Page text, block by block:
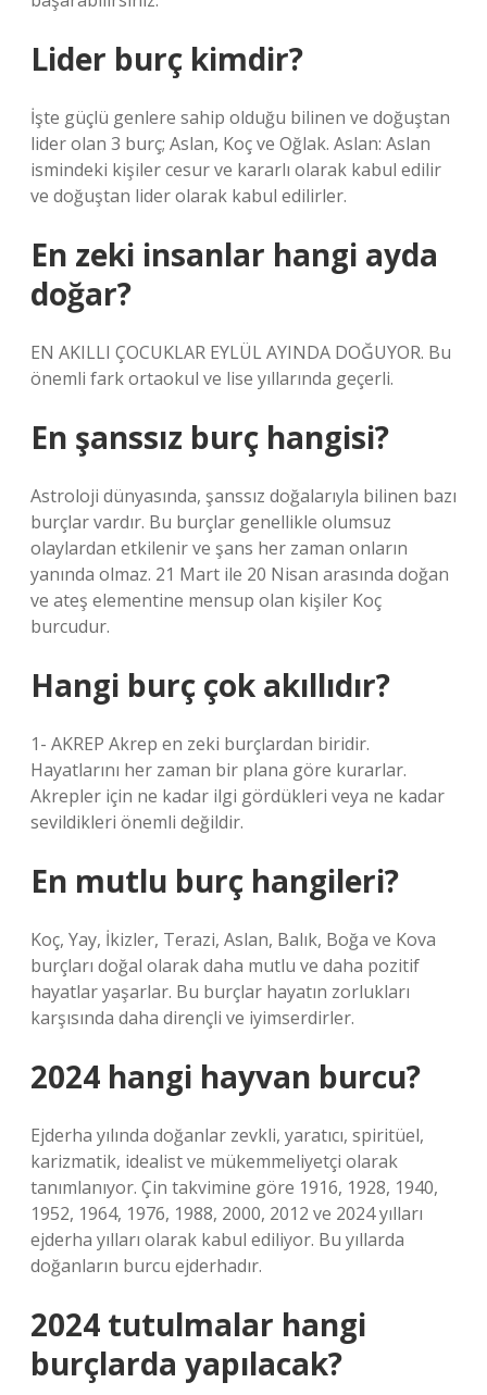
Lider burç kimdir?
İşte güçlü genlere sahip olduğu bilinen ve doğuştan
lider olan 3 burç; Aslan, Koç ve Oğlak. Aslan: Aslan
ismindeki kişiler cesur ve kararlı olarak kabul edilir
ve doğuştan lider olarak kabul edilirler.
En zeki insanlar hangi ayda
doğar?
EN AKILLI ÇOCUKLAR EYLÜL AYINDA DOĞUYOR. Bu
önemli fark ortaokul ve lise yıllarında geçerli.
En şanssız burç hangisi?
Astroloji dünyasında, şanssız doğalarıyla bilinen bazı
burçlar vardır. Bu burçlar genellikle olumsuz
olaylardan etkilenir ve şans her zaman onların
yanında olmaz. 21 Mart ile 20 Nisan arasında doğan
ve ateş elementine mensup olan kişiler Koç
burcudur.
Hangi burç çok akıllıdır?
1- AKREP Akrep en zeki burçlardan biridir.
Hayatlarını her zaman bir plana göre kurarlar.
Akrepler için ne kadar ilgi gördükleri veya ne kadar
sevildikleri önemli değildir.
En mutlu burç hangileri?
Koç, Yay, İkizler, Terazi, Aslan, Balık, Boğa ve Kova
burçları doğal olarak daha mutlu ve daha pozitif
hayatlar yaşarlar. Bu burçlar hayatın zorlukları
karşısında daha dirençli ve iyimserdirler.
2024 hangi hayvan burcu?
Ejderha yılında doğanlar zevkli, yaratıcı, spiritüel,
karizmatik, idealist ve mükemmeliyetçi olarak
tanımlanıyor. Çin takvimine göre 1916, 1928, 1940,
1952, 1964, 1976, 1988, 2000, 2012 ve 2024 yılları
ejderha yılları olarak kabul ediliyor. Bu yıllarda
doğanların burcu ejderhadır.
2024 tutulmalar hangi
burçlarda yapılacak?